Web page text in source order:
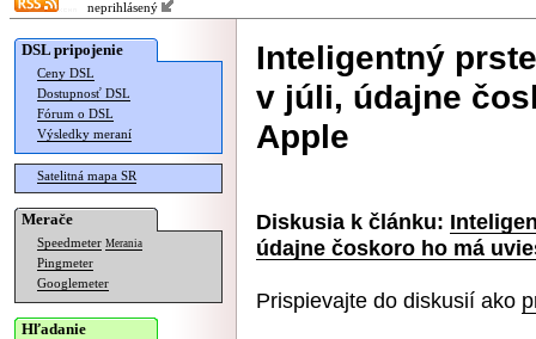
neprihlásený
DSL pripojenie
Ceny DSL
Dostupnosť DSL
Fórum o DSL
Výsledky meraní
Satelitná mapa SR
Merače
Speedmeter Merania
Pingmeter
Googlemeter
Hľadanie
Inteligentný
v júli, údajne
Apple
Diskusia k článku:
údajne čoskoro ho má
Prispievajte do diskusií ako